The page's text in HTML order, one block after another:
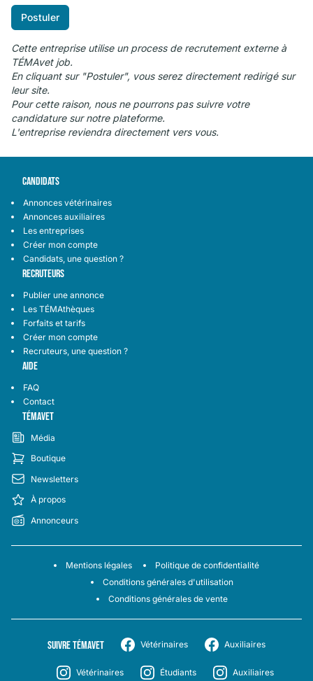
Postuler
Cette entreprise utilise un process de recrutement externe à
TÉMAvet job.
En cliquant sur "Postuler", vous serez directement redirigé sur
leur site.
Pour cette raison, nous ne pourrons pas suivre votre
candidature sur notre plateforme.
L'entreprise reviendra directement vers vous.
CANDIDATS
Annonces vétérinaires
Annonces auxiliaires
Les entreprises
Créer mon compte
Candidats, une question ?
RECRUTEURS
Publier une annonce
Les TÉMAthèques
Forfaits et tarifs
Créer mon compte
Recruteurs, une question ?
AIDE
FAQ
Contact
TÉMAVET
Média
Boutique
Newsletters
À propos
Annonceurs
Mentions légales
Politique de confidentialité
Conditions générales d'utilisation
Conditions générales de vente
SUIVRE TÉMAVET Vétérinaires Auxiliaires
Vétérinaires Étudiants Auxiliaires